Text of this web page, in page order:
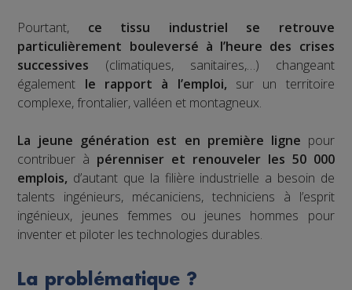
Pourtant, ce tissu industriel se retrouve
particulièrement bouleversé à l’heure des crises
successives (climatiques, sanitaires,…) changeant
également le rapport à l’emploi, sur un territoire
complexe, frontalier, valléen et montagneux.
La jeune génération est en première ligne pour
contribuer à pérenniser et renouveler les 50 000
emplois, d’autant que la filière industrielle a besoin de
talents ingénieurs, mécaniciens, techniciens à l’esprit
ingénieux, jeunes femmes ou jeunes hommes pour
inventer et piloter les technologies durables.
La problématique ?